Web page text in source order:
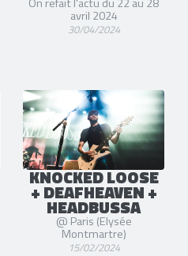
avril 2024
30/04/2024
KNOCKED LOOSE
+ DEAFHEAVEN +
HEADBUSSA
@ Paris (Elysée
Montmartre)
15/02/2024